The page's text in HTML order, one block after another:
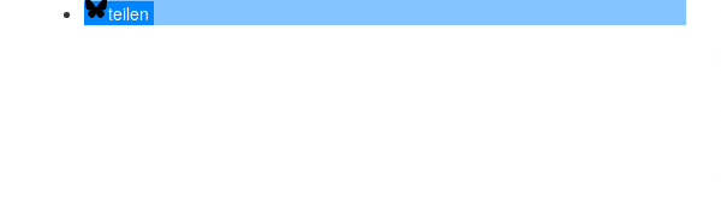
teilen